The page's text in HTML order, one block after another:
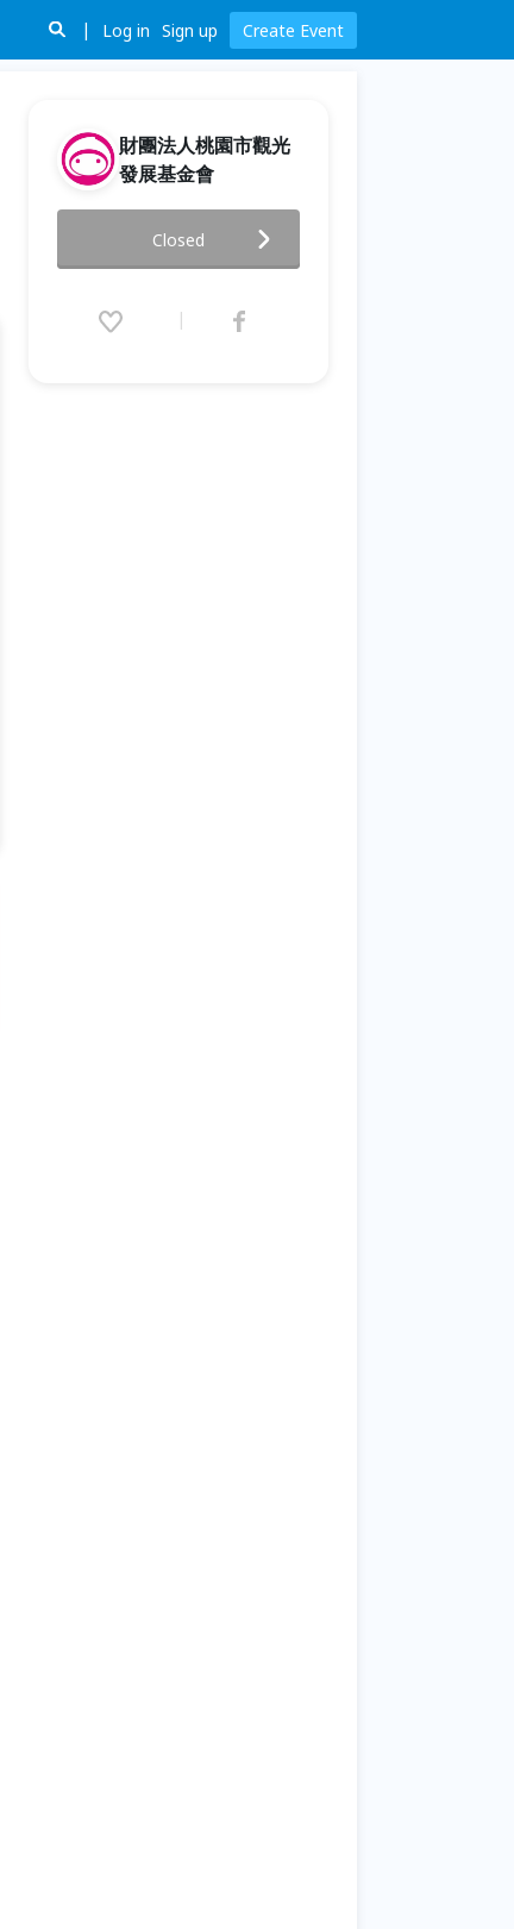
Log in Sign up Create Event
財團法人桃園市觀光
發展基金會
覽走讀系列活動 -桃園老城區限
定場次
(Sun) 17:00 (GMT+8)
Closed